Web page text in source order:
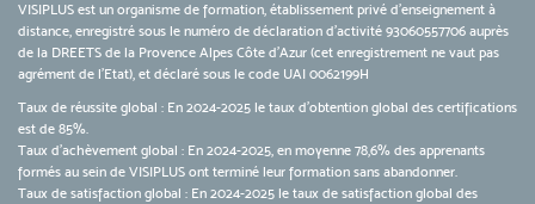
VISIPLUS est un organisme de formation, établissement privé d’enseignement à
distance, enregistré sous le numéro de déclaration d’activité 93060557706 auprès
de la DREETS de la Provence Alpes Côte d’Azur (cet enregistrement ne vaut pas
agrément de l’Etat), et déclaré sous le code UAI 0062199H
Taux de réussite global : En 2024-2025 le taux d'obtention global des certifications
est de 85%.
Taux d’achèvement global : En 2024-2025, en moyenne 78,6% des apprenants
formés au sein de VISIPLUS ont terminé leur formation sans abandonner.
Taux de satisfaction global : En 2024-2025 le taux de satisfaction global des